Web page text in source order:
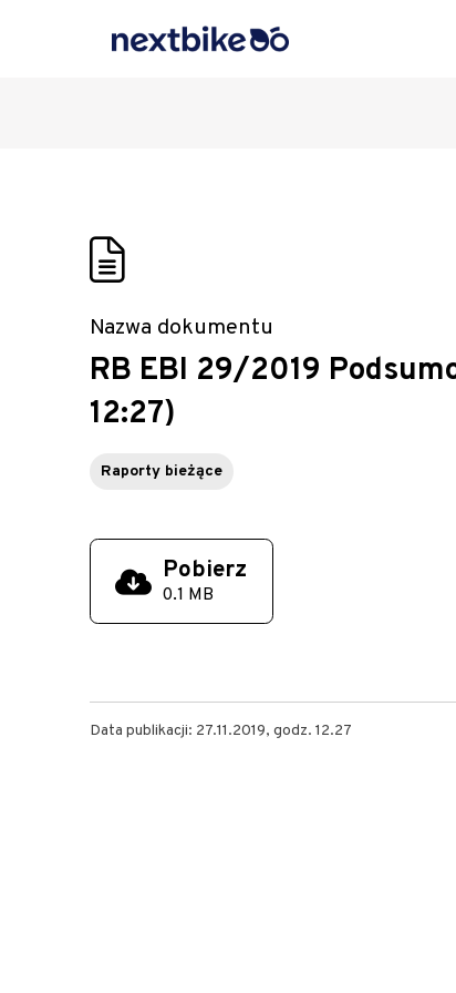
Nazwa dokumentu
RB EBI 29/2019
12:27)
Raporty bieżące
Pobierz
0.1 MB
Data publikacji: 27.11.2019, godz. 12.27